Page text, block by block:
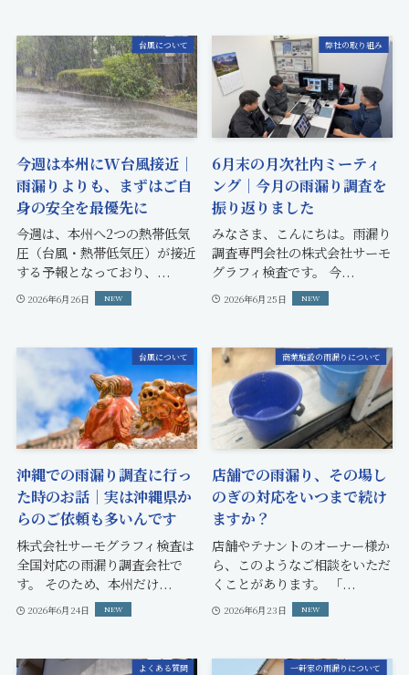
台風について
今週は本州にW台風接近｜
雨漏りよりも、まずはご自
身の安全を最優先に
今週は、本州へ2つの熱帯低気
圧（台風・熱帯低気圧）が接近
する予報となっており、...
2026年6月26日
弊社の取り組み
6月末の月次社内ミーティ
ング｜今月の雨漏り調査を
振り返りました
みなさま、こんにちは。雨漏り
調査専門会社の株式会社サーモ
グラフィ検査です。 今...
2026年6月25日
台風について
沖縄での雨漏り調査に行っ
た時のお話｜実は沖縄県か
らのご依頼も多いんです
株式会社サーモグラフィ検査は
全国対応の雨漏り調査会社で
す。 そのため、本州だけ...
2026年6月24日
商業施設の雨漏りについて
店舗での雨漏り、その場し
のぎの対応をいつまで続け
ますか？
店舗やテナントのオーナー様か
ら、このようなご相談をいただ
くことがあります。 「...
2026年6月23日
よくある質問 一軒家の雨漏りについて